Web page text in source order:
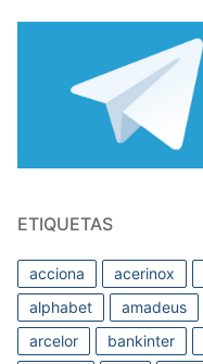
ETIQUETAS
acciona acerinox
alphabet
amadeus
arcelor
bankinter